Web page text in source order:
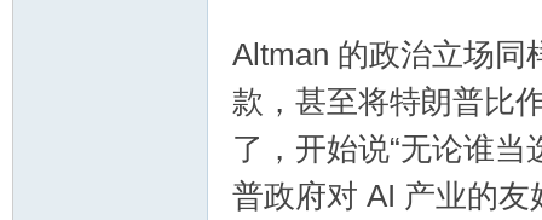
Altman 的政治立场同
款，甚至将特朗普比
了，开始说“无论谁
普政府对 AI 产业的